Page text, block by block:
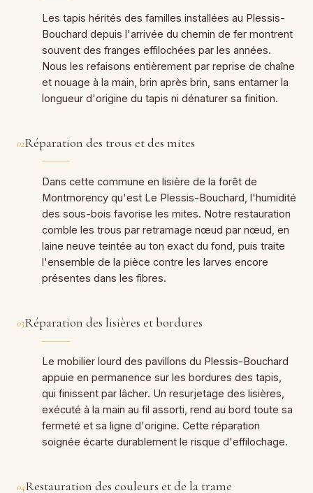
Les tapis hérités des familles installées au Plessis-
Bouchard depuis l'arrivée du chemin de fer montrent
souvent des franges effilochées par les années.
Nous les refaisons entièrement par reprise de chaîne
et nouage à la main, brin après brin, sans entamer la
longueur d'origine du tapis ni dénaturer sa finition.
02Réparation des trous et des mites
Dans cette commune en lisière de la forêt de
Montmorency qu'est Le Plessis-Bouchard, l'humidité
des sous-bois favorise les mites. Notre restauration
comble les trous par retramage nœud par nœud, en
laine neuve teintée au ton exact du fond, puis traite
l'ensemble de la pièce contre les larves encore
présentes dans les fibres.
03Réparation des lisières et bordures
Le mobilier lourd des pavillons du Plessis-Bouchard
appuie en permanence sur les bordures des tapis,
qui finissent par lâcher. Un resurjetage des lisières,
exécuté à la main au fil assorti, rend au bord toute sa
fermeté et sa ligne d'origine. Cette réparation
soignée écarte durablement le risque d'effilochage.
04Restauration des couleurs et de la trame